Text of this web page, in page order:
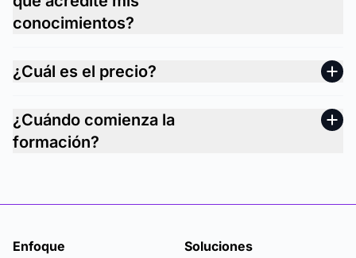
conocimientos?
¿Cuál es el precio?
¿Cuándo comienza la
formación?
Enfoque Soluciones